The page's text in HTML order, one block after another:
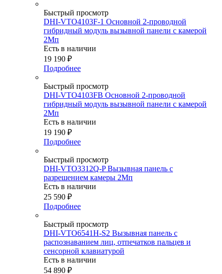
Быстрый просмотр
DHI-VTO4103F-1 Основной 2-проводной
гибридный модуль вызывной панели с камерой
2Мп
Есть в наличии
19 190 ₽
Подробнее
Быстрый просмотр
DHI-VTO4103FB Основной 2-проводной
гибридный модуль вызывной панели с камерой
2Мп
Есть в наличии
19 190 ₽
Подробнее
Быстрый просмотр
DHI-VTO3312Q-P Вызывная панель с
разрешением камеры 2Мп
Есть в наличии
25 590 ₽
Подробнее
Быстрый просмотр
DHI-VTO6541H-S2 Вызывная панель c
распознаванием лиц, отпечатков пальцев и
сенсорной клавиатурой
Есть в наличии
54 890 ₽